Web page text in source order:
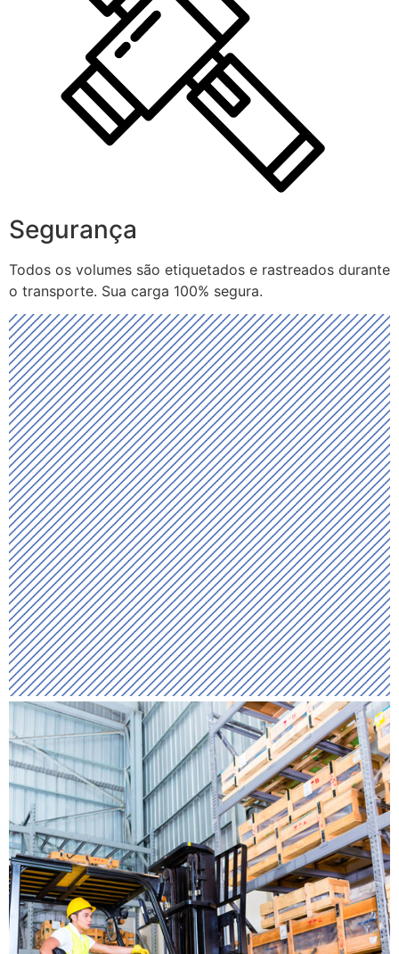
Segurança
Todos os volumes são etiquetados e rastreados durante
o transporte. Sua carga 100% segura.